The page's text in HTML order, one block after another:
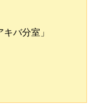
バ分室」